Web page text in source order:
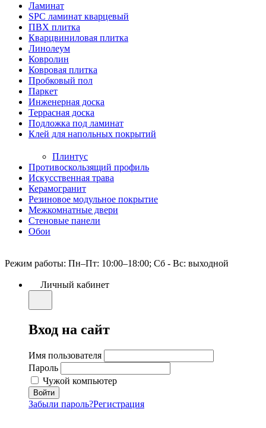
Ламинат
SPC ламинат кварцевый
ПВХ плитка
Кварцвиниловая плитка
Линолеум
Ковролин
Ковровая плитка
Пробковый пол
Паркет
Инженерная доска
Террасная доска
Подложка под ламинат
Клей для напольных покрытий
Плинтус
Противоскользящий профиль
Искусственная трава
Керамогранит
Резиновое модульное покрытие
Межкомнатные двери
Стеновые панели
Обои
Режим работы: Пн–Пт: 10:00–18:00; Сб - Вс: выходной
Личный кабинет
Вход на сайт
Имя пользователя
Пароль
Чужой компьютер
Забыли пароль?Регистрация